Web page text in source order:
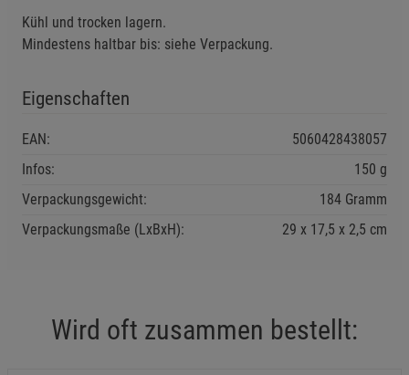
Kühl und trocken lagern.
Mindestens haltbar bis: siehe Verpackung.
Eigenschaften
EAN:
5060428438057
Infos:
150 g
Verpackungsgewicht:
184 Gramm
Verpackungsmaße (LxBxH):
29 17,5 2,5 cm
Wird oft zusammen bestellt:
Notwendige Cookies (5)
Funktionale Cookies (1) Funktionale
Cookie-Informationen
Cookie-Informationen anzeigen